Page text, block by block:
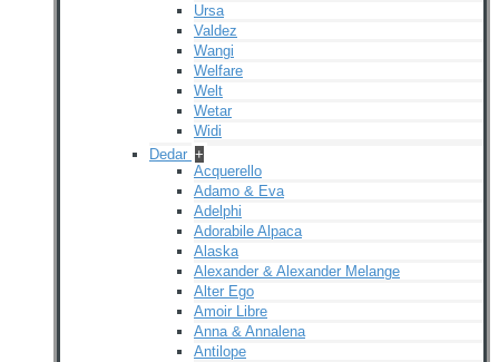
Ursa
Valdez
Wangi
Welfare
Welt
Wetar
Widi
Dedar +
Acquerello
Adamo & Eva
Adelphi
Adorabile Alpaca
Alaska
Alexander & Alexander Melange
Alter Ego
Amoir Libre
Anna & Annalena
Antilope